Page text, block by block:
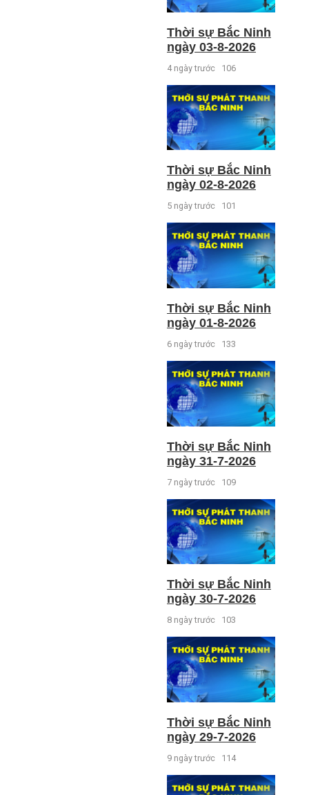
Thời sự Bắc Ninh
ngày 03-8-2026
4 ngày trước 106
Thời sự Bắc Ninh
ngày 02-8-2026
5 ngày trước 101
Thời sự Bắc Ninh
ngày 01-8-2026
6 ngày trước 133
Thời sự Bắc Ninh
ngày 31-7-2026
7 ngày trước 109
Thời sự Bắc Ninh
ngày 30-7-2026
8 ngày trước 103
Thời sự Bắc Ninh
ngày 29-7-2026
9 ngày trước 114